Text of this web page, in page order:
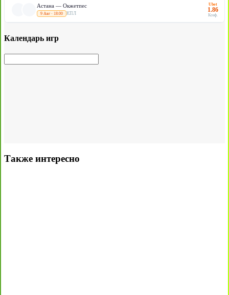
Астана — Окжетпес
9 Авг · 18:00 КПЛ
Ubet
1.86
Коэф.
Календарь игр
Также интересно